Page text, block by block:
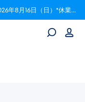
弊社夏季休業期間：2026年8月8日（土）～2026年8月16日（日）*休業期間中にいただいたご注文は、8月17日以降順次対応いたします。